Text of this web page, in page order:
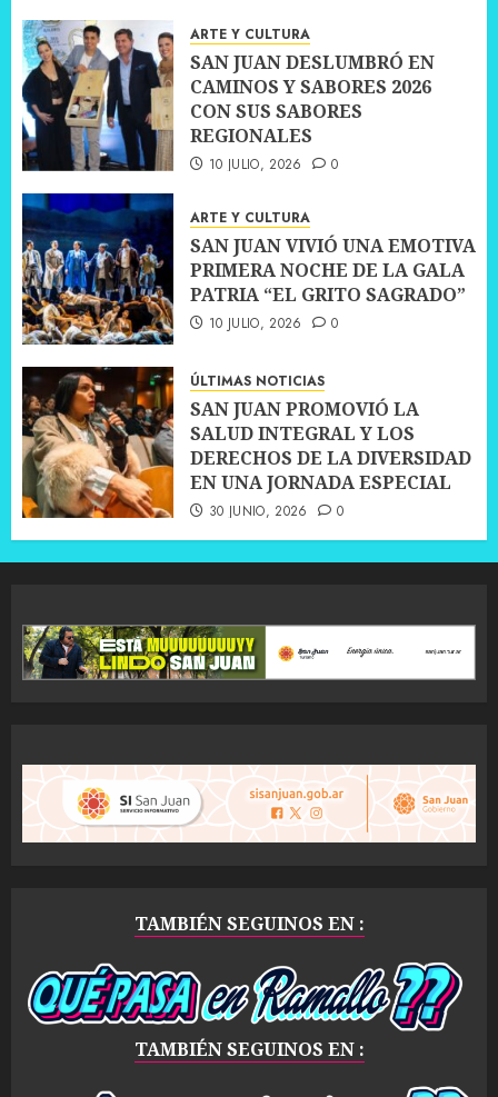
ARTE Y CULTURA
SAN JUAN DESLUMBRÓ EN
CAMINOS Y SABORES 2026
CON SUS SABORES
REGIONALES
10 JULIO, 2026 0
ARTE Y CULTURA
SAN JUAN VIVIÓ UNA EMOTIVA
PRIMERA NOCHE DE LA GALA
PATRIA “EL GRITO SAGRADO”
10 JULIO, 2026 0
ÚLTIMAS NOTICIAS
SAN JUAN PROMOVIÓ LA
SALUD INTEGRAL Y LOS
DERECHOS DE LA DIVERSIDAD
EN UNA JORNADA ESPECIAL
30 JUNIO, 2026 0
TAMBIÉN SEGUINOS EN :
TAMBIÉN SEGUINOS EN :